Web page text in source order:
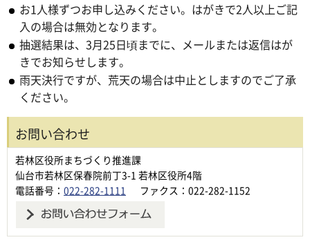
お1人様ずつお申し込みください。はがきで2人以上ご記
入の場合は無効となります。
抽選結果は、3月25日頃までに、メールまたは返信はが
きでお知らせします。
雨天決行ですが、荒天の場合は中止としますのでご了承
ください。
お問い合わせ
若林区役所まちづくり推進課
仙台市若林区保春院前丁3-1 若林区役所4階
電話番号： 022-282-1111 ファクス：022-282-1152